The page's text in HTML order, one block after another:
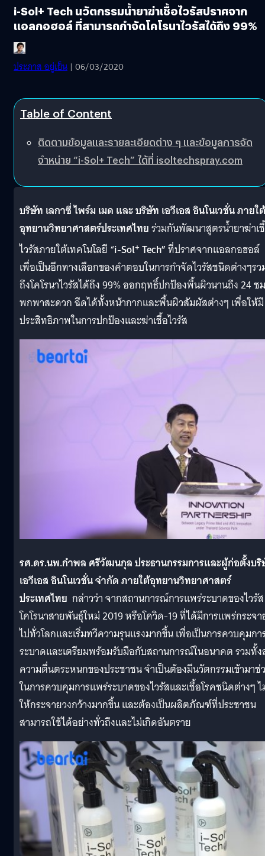
i-Sol+ Tech นวัตกรรมน้ำยาฆ่าเชื้อไวรัสปราศจาก
แอลกอฮอล์ ที่สามารถกำจัดโคโรนาไวรัสได้ถึง 99%
ประภาส อยู่เย็น | 06/03/2020
Table of Content
ติดตามข้อมูลและรายละเอียดต่าง ๆ และข้อมูลการจัด
จำหน่าย “i-Sol+ Tech” ได้ที่ isoltechspray.com
บริษัท เลกาซี่ ไพร์ม เมด และ บริษัท เอวีเอส อินโนเวชั่น ภายใต้
อุทยานวิทยาศาสตร์ประเทศไทยร่วมกันพัฒนาสูตรน้ำยาฆ่าเ
ไวรัสภายใต้เทคโนโลยี “i-Sol+ Tech”ที่ปราศจากแอลกอฮอล์
เพื่อเป็นอีกทางเลือกของคำตอบในการกำจัดไวรัสชนิดต่างๆรว
ถึงโคโรนาไวรัสได้ถึง 99% ออกฤทธิ์ปกป้องพื้นผิวนานถึง 24 ช
พกพาสะดวก ฉีดได้ทั้งหน้ากากและพื้นผิวสัมผัสต่างๆ เพื่อให้มี
ประสิทธิภาพในการปกป้องและฆ่าเชื้อไวรัส
รศ.ดร.นพ.กำพล ศรีวัฒนกุล ประธานกรรมการและผู้ก่อตั้งบ
เอวีเอส อินโนเวชั่น จำกัด ภายใต้อุทยานวิทยาศาสตร์
ประเทศไทย กล่าวว่า จากสถานการณ์การแพร่ระบาดของไวรัส
โคโรนาสายพันธุ์ใหม่ 2019 หรือโควิด-19 ที่ได้มีการแพร่กระจ
ไปทั่วโลกและเริ่มทวีความรุนแรงมากขึ้น เพื่อเป็นการควบคุมกา
ระบาดและเตรียมพร้อมรับมือกับสถานการณ์ในอนาคต รวมทั้
ความตื่นตระหนกของประชาชน จำเป็นต้องมีนวัตกรรมเข้ามาช่
ในการควบคุมการแพร่ระบาดของไวรัสและเชื้อโรคชนิดต่างๆ
ให้กระจายวงกว้างมากขึ้น และต้องเป็นผลิตภัณฑ์ที่ประชาชน
สามารถใช้ได้อย่างทั่วถึงและไม่เกิดอันตราย